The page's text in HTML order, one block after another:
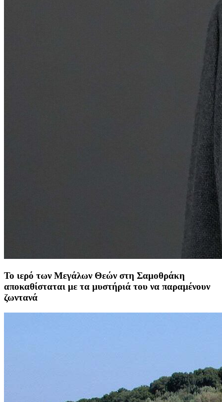
Το ιερό των Μεγάλων Θεών στη Σαμοθράκη
αποκαθίσταται με τα μυστήριά του να παραμένουν
ζωντανά